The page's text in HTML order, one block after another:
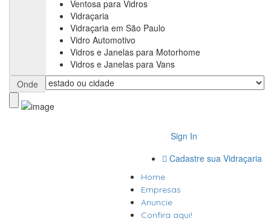
Ventosa para Vidros
Vidraçaria
Vidraçaria em São Paulo
Vidro Automotivo
Vidros e Janelas para Motorhome
Vidros e Janelas para Vans
Onde
Sign In
Cadastre sua Vidraçaria
Home
Empresas
Anuncie
Confira aqui!